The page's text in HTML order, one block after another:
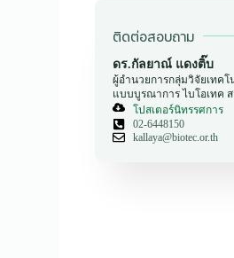
ติดต่อสอบถาม
ดร.กัลยาณ์ แดงติ๊บ
ผู้อำนวยการกลุ่มวิจัยเทค
แบบบูรณาการ ไบโอเทค ส
โปสเตอร์นิทรรศการ
02-6448150
kallaya@biotec.or.th